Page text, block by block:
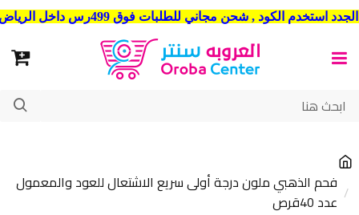
شحن مجاني للطلبات فوق 499رس داخل الرياض . وشحن الي جميع مدن المملكة العربية السعودية
فحم الذهبي ملون درجة أولى سريع الاشتعال للعود والمعمول
عدد 40قرص